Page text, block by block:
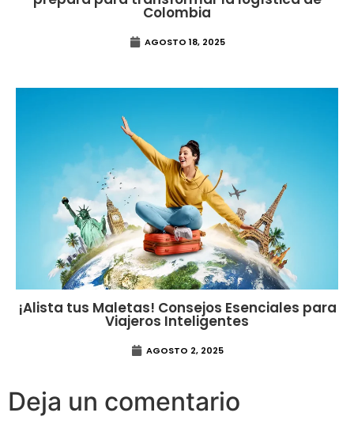
Colombia
AGOSTO 18, 2025
¡Alista tus Maletas! Consejos Esenciales para
Viajeros Inteligentes
AGOSTO 2, 2025
Deja un comentario